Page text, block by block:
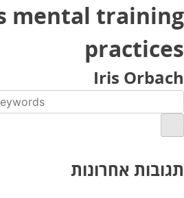
mental training
practices
Iris Orbach
תגובות אחרונות